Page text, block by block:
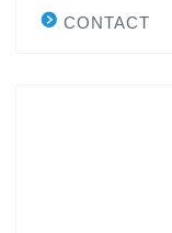
CONTACT